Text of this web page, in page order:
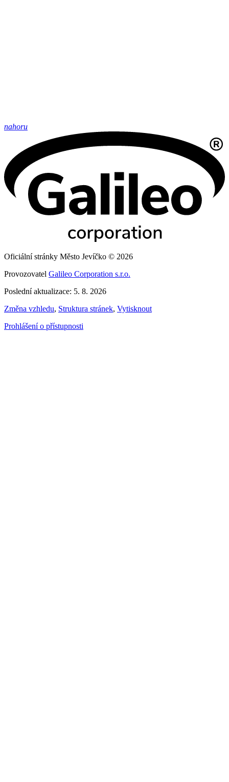
nahoru
Oficiální stránky Město Jevíčko © 2026
Provozovatel Galileo Corporation s.r.o.
Poslední aktualizace: 5. 8. 2026
Změna vzhledu, Struktura stránek, Vytisknout
Prohlášení o přístupnosti